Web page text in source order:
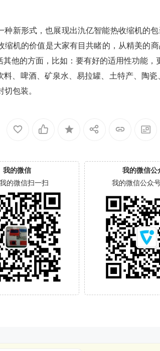
种新形式，也展现出氿亿智能热收缩机的
缩机的价值是大家有目共睹的，从精美的
他的方面，比如：要有好的适用性功能，
、啤酒、矿泉水、易拉罐、土特产、陶
包装。
我的微信
的微信扫一扫
我的微信公
我的微信公众